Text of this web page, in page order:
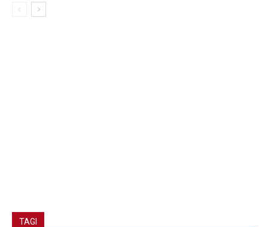
TAGI